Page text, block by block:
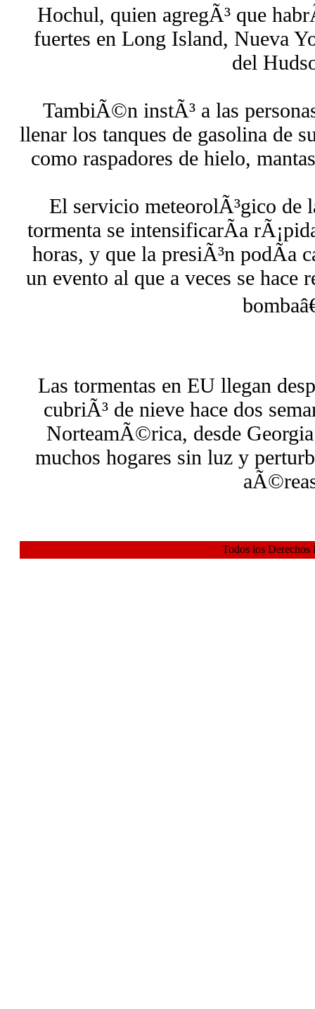
Hochul, quien agregÃ³ que
fuertes en Long Island, Nueva
del
TambiÃ©n instÃ³ a las
llenar los tanques de gasolina de
como raspadores de hielo,
El servicio meteorolÃ³gico de
tormenta se intensificarÃ­a
horas, y que la presiÃ³n podÃ­a
un evento al que a veces se hace
Las tormentas en EU llegan
cubriÃ³ de nieve hace dos
NorteamÃ©rica, desde
muchos hogares sin luz y
Todos los Derechos